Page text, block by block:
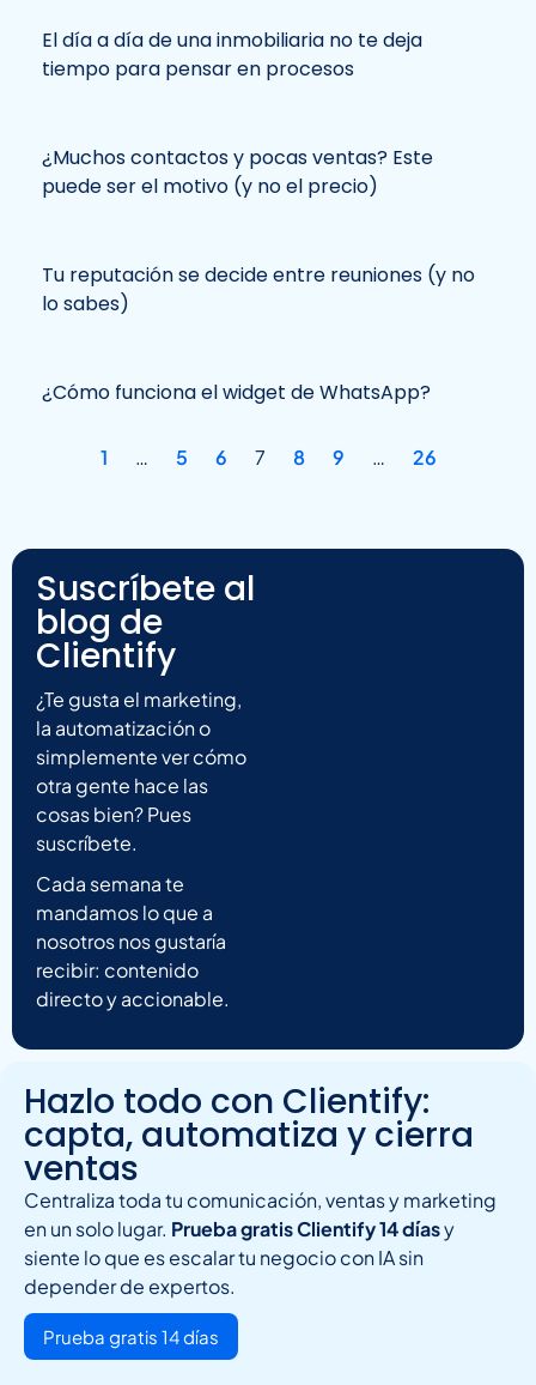
El día a día de una inmobiliaria no te deja
tiempo para pensar en procesos
¿Muchos contactos y pocas ventas? Este
puede ser el motivo (y no el precio)
Tu reputación se decide entre reuniones (y no
lo sabes)
¿Cómo funciona el widget de WhatsApp?
1 … 5 6 7 8 9 … 26
Suscríbete al
blog de
Clientify
¿Te gusta el marketing,
la automatización o
simplemente ver cómo
otra gente hace las
cosas bien? Pues
suscríbete.
Cada semana te
mandamos lo que a
nosotros nos gustaría
recibir: contenido
directo y accionable.
Hazlo todo con Clientify:
capta, automatiza y cierra
ventas
Centraliza toda tu comunicación, ventas y marketing
en un solo lugar. Prueba gratis Clientify 14 díasy
siente lo que es escalar tu negocio con IA sin
depender de expertos.
Prueba gratis 14 días